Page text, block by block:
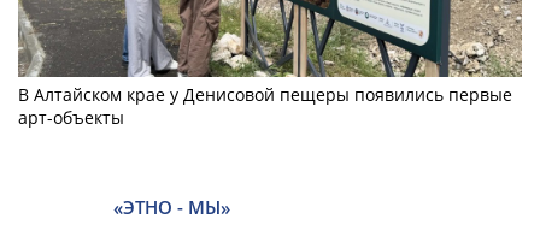
В Алтайском крае у Денисовой пещеры появились первые
арт-объекты
«ЭТНО - МЫ»